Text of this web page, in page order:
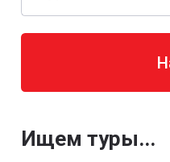
Ищем туры...